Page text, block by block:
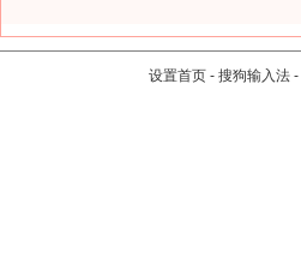
设置首页 - 搜狗输入法 -